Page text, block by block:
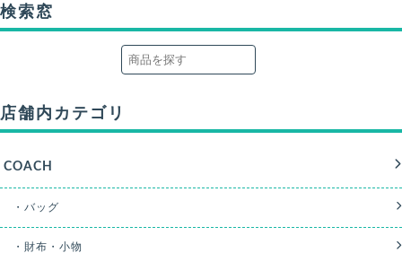
検索窓
店舗内カテゴリ
COACH
・バッグ
・財布・小物